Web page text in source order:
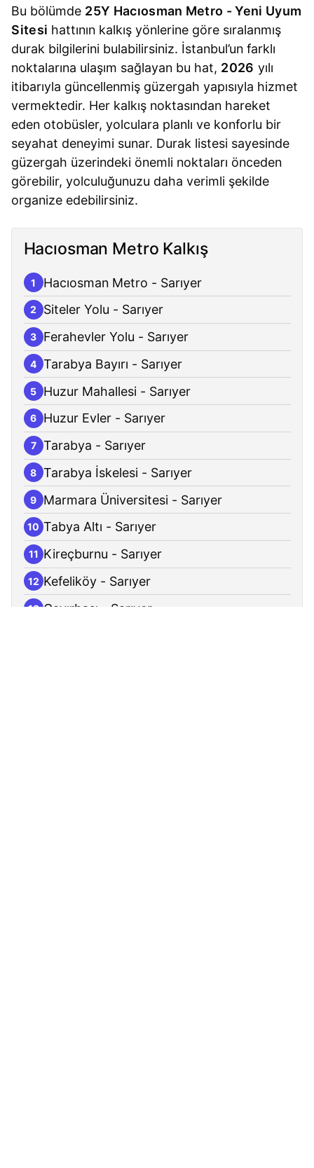
Bu bölümde 25Y Hacıosman Metro - Yeni Uyum
Sitesi hattının kalkış yönlerine göre sıralanmış
durak bilgilerini bulabilirsiniz. İstanbul’un farklı
noktalarına ulaşım sağlayan bu hat, 2026 yılı
itibarıyla güncellenmiş güzergah yapısıyla hizmet
vermektedir. Her kalkış noktasından hareket
eden otobüsler, yolculara planlı ve konforlu bir
seyahat deneyimi sunar. Durak listesi sayesinde
güzergah üzerindeki önemli noktaları önceden
görebilir, yolculuğunuzu daha verimli şekilde
organize edebilirsiniz.
Hacıosman Metro Kalkış
1 Hacıosman Metro - Sarıyer
2 Siteler Yolu - Sarıyer
3 Ferahevler Yolu - Sarıyer
4 Tarabya Bayırı - Sarıyer
5 Huzur Mahallesi - Sarıyer
6 Huzur Evler - Sarıyer
7 Tarabya - Sarıyer
8 Tarabya İskelesi - Sarıyer
9 Marmara Üniversitesi - Sarıyer
10 Tabya Altı - Sarıyer
11 Kireçburnu - Sarıyer
12 Kefeliköy - Sarıyer
13 Çayırbaşı - Sarıyer